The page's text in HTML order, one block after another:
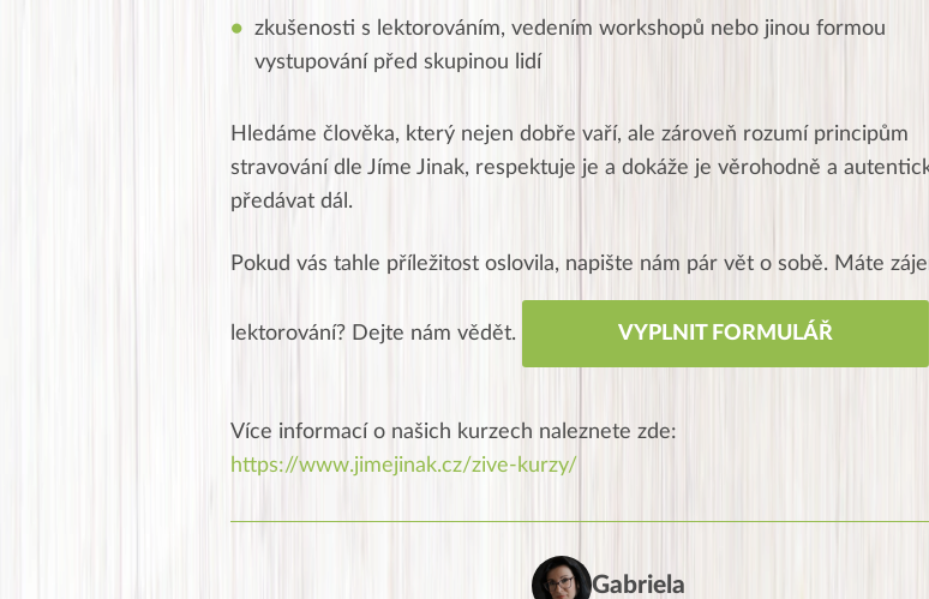
zkušenosti s lektorováním, vedením workshopů nebo jinou formou
vystupování před skupinou lidí
Hledáme člověka, který nejen dobře vaří, ale zároveň rozumí principům
stravování dle Jíme Jinak, respektuje je a dokáže je věrohodně a
předávat dál.
Pokud vás tahle příležitost oslovila, napište nám pár vět o sobě. Máte
lektorování? Dejte nám vědět. VYPLNIT FORMULÁŘ
Více informací o našich kurzech naleznete zde:
https://www.jimejinak.cz/zive-kurzy/
Gabriela